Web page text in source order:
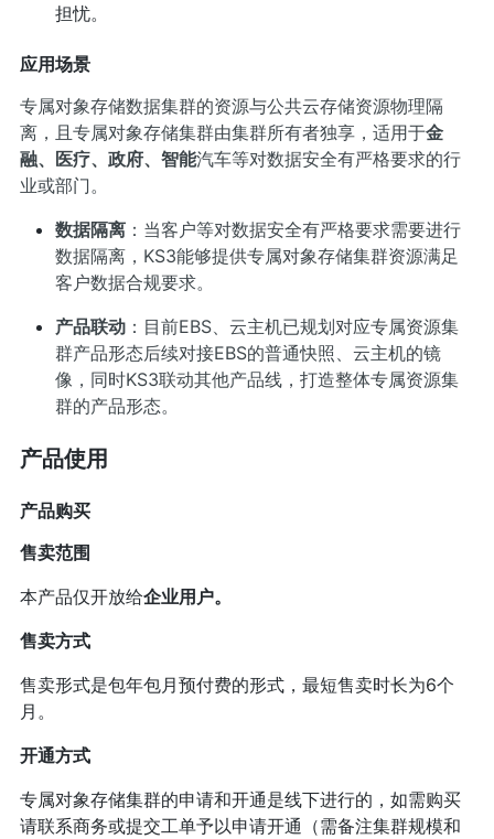
担忧。
应用场景
专属对象存储数据集群的资源与公共云存储资源物理隔
离，且专属对象存储集群由集群所有者独享，适用于金
融、医疗、政府、智能汽车等对数据安全有严格要求的行
业或部门。
数据隔离：当客户等对数据安全有严格要求需要进行
数据隔离，KS3能够提供专属对象存储集群资源满足
客户数据合规要求。
产品联动：目前EBS、云主机已规划对应专属资源集
群产品形态后续对接EBS的普通快照、云主机的镜
像，同时KS3联动其他产品线，打造整体专属资源集
群的产品形态。
产品使用
产品购买
售卖范围
本产品仅开放给企业用户。
售卖方式
售卖形式是包年包月预付费的形式，最短售卖时长为6个
月。
开通方式
专属对象存储集群的申请和开通是线下进行的，如需购买
请联系商务或提交工单予以申请开通（需备注集群规模和